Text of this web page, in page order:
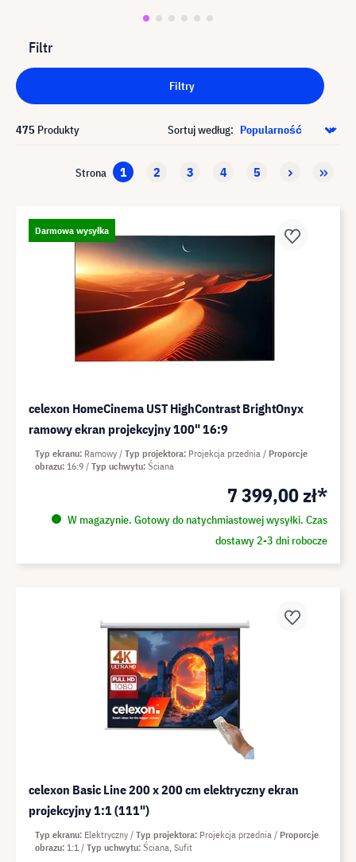
Filtr
Filtry
475 Produkty Sortuj według:
Strona 1 2 3 4 5
Darmowa wysyłka
celexon HomeCinema UST HighContrast BrightOnyx
ramowy ekran projekcyjny 100" 16:9
7 399,00 zł*
W magazynie. Gotowy do natychmiastowej wysyłki. Czas
dostawy 2-3 dni robocze
Typ ekranu Ramowy Typ projektora Projekcja przednia
Proporcje
obrazu 16:9 Typ uchwytu Ściana
celexon Basic Line 200 x 200 cm elektryczny ekran
projekcyjny 1:1 (111")
Typ ekranu Elektryczny Typ projektora Projekcja przednia
Proporcje
obrazu 1:1 Typ uchwytu Ściana, Sufit